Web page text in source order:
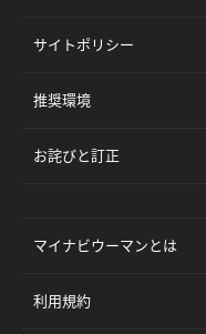
サイトポリシー
推奨環境
お詫びと訂正
マイナビウーマンとは
利用規約